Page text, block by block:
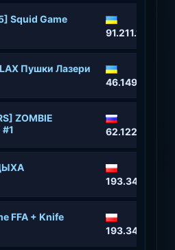
Squid Game
Пушки Лазери
ZOMBIE
FFA + Knife